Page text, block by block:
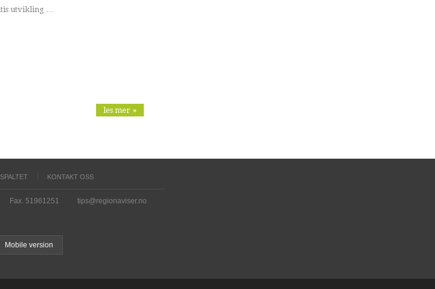
utvikling …
les mer »
KONTAKT OSS
Fax. 51961251 tips@regionaviser.no
Mobile version